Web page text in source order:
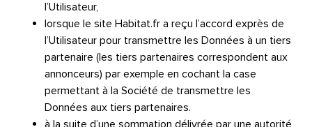
l’Utilisateur,
lorsque le site Habitat.fr a reçu l’accord exprès de
l’Utilisateur pour transmettre les Données à un tiers
partenaire (les tiers partenaires correspondent aux
annonceurs) par exemple en cochant la case
permettant à la Société de transmettre les
Données aux tiers partenaires.
à la suite d’une sommation délivrée par une autorité